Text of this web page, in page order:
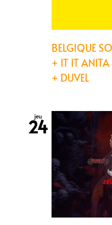
BELGIQUE
+ IT IT ANITA
+ DUVEL
jeu
24